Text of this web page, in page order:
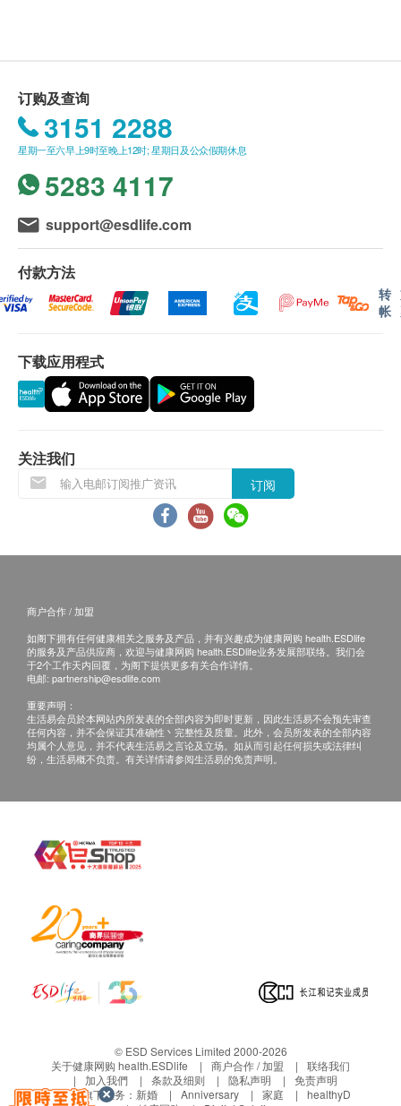
色觉检查
检查是否有色弱问题
眼内压检查
测量眼内压以评估青光眼风险
眼睛外部健康检查
检查角膜、结膜、泪水(眼干症)、眼睑等健康情况
眼睛内部健康检查
检查是否患有白内障、糖尿眼、青光眼、黄斑点病
变、视网膜穿孔脱落等健康情况
数码视网膜摄影
和视网膜血管等)。
报告、诊断及建议
注册视光师会根据检查结果作详细分析，并提出适
配眼镜
此计划包括$500 签帐额作配眼镜之用
如有任何争议，健康网购health. ESDlife及朝代护
眼视光中心保留最终决定权。
有效期：
本产品有效期为6个月，客户必须于6个月内 (由确
免责声明：
所有健康检查/服务并非作为医务诊断或治疗用
途。当阁下身体健康出现任何疾病征兆时，应立即
咨询有认可资格的医生，作出诊断及治疗。
health.ESDlife】并没有经营或提供本服务/产品。
有关此服务/产品的错漏或延误，或因使用此服务/
产品而引致的损失、损害、受伤或法律诉讼，健康
查询，须向提供服务之体检中心或商户提出。
订购及查询
3151 2288
星期一至六早上9时至晚上12时; 星期日及公众假期休息
5283 4117
support@esdlife.com
付款方法
转
帐
下载应用程式
关注我们
订阅
商户合作 / 加盟
如阁下拥有任何健康相关之服务及产品，并有兴趣成为健康网购 health.ESDlife
的服务及产品供应商，欢迎与健康网购 health.ESDlife业务发展部联络。我们会
于2个工作天内回覆，为阁下提供更多有关合作详情。
电邮: partnership@esdlife.com
重要声明：
生活易会员於本网站内所发表的全部内容为即时更新，因此生活易不会预先审查
任何内容，并不会保证其准确性丶完整性及质量。此外，会员所发表的全部内容
均属个人意见，并不代表生活易之言论及立场。如从而引起任何损失或法律纠
纷，生活易概不负责。有关详情请参阅生活易的免责声明。
© ESD Services Limited 2000-2026
关于健康网购 health.ESDlife
商户合作 / 加盟
联络我们
加入我們
条款及细则 隐私声明
免责声明
生活易旗下业务： 新婚 Anniversary 家庭
healthyD